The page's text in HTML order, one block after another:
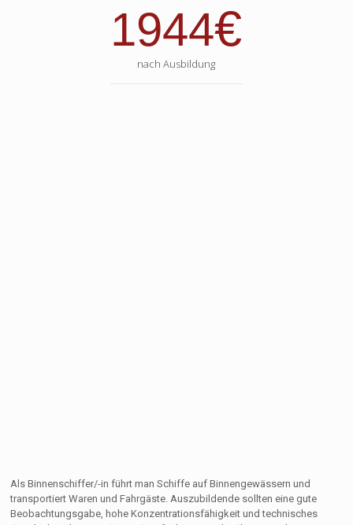
1944€
nach Ausbildung
Als Binnenschiffer/-in führt man Schiffe auf Binnengewässern und
transportiert Waren und Fahrgäste. Auszubildende sollten eine gute
Beobachtungsgabe, hohe Konzentrationsfähigkeit und technisches